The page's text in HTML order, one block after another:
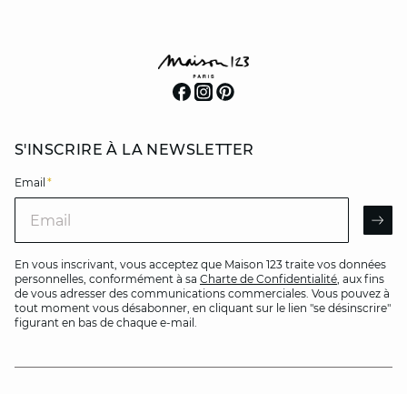
S'INSCRIRE À LA NEWSLETTER
Email *
En vous inscrivant, vous acceptez que Maison 123 traite vos données
personnelles, conformément à sa Charte de Confidentialité, aux fins
de vous adresser des communications commerciales. Vous pouvez à
tout moment vous désabonner, en cliquant sur le lien "se désinscrire"
figurant en bas de chaque e-mail.